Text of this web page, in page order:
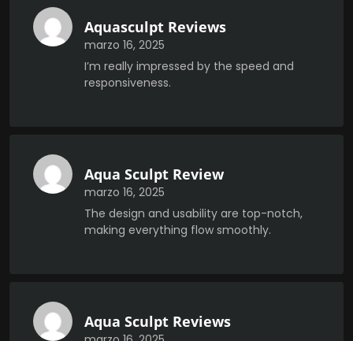
Aquasculpt Reviews
marzo 16, 2025
I’m really impressed by the speed and
responsiveness.
Aqua Sculpt Review
marzo 16, 2025
The design and usability are top-notch,
making everything flow smoothly.
Aqua Sculpt Reviews